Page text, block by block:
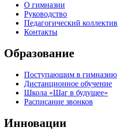
О гимназии
Руководство
Педагогический коллектив
Контакты
Образование
Поступающим в гимназию
Дистанционное обучение
Школа «Шаг в будущее»
Расписание звонков
Инновации